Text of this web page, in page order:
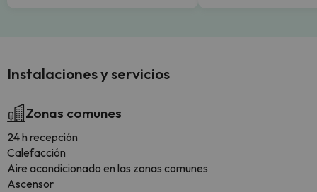
Instalaciones y servicios
Zonas comunes
24 h recepción
Calefacción
Aire acondicionado en las zonas comunes
Ascensor